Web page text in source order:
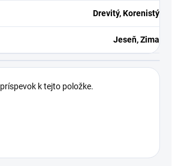
Drevitý, Korenistý
Jeseň, Zima
k tejto položke.